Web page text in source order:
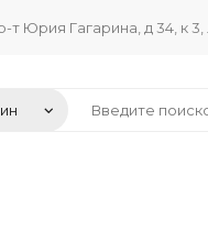
Юрия Гагарина, д 34, к 3,